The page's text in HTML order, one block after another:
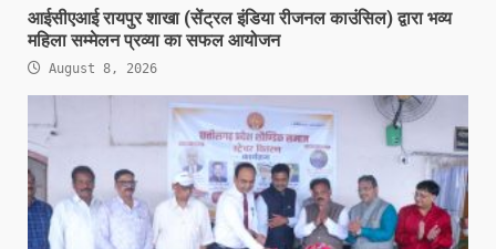
आईसीएआई रायपुर शाखा (सेंट्रल इंडिया रीजनल काउंसिल) द्वारा भव्य
महिला सम्मेलन प्रव्या का सफल आयोजन
August 8, 2026